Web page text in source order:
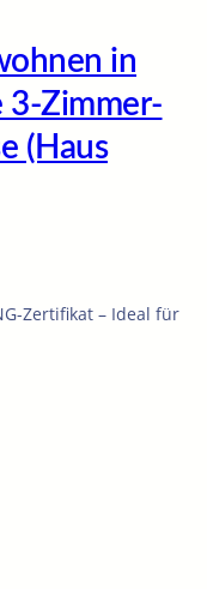
in
3-Zimmer-
(Haus
Zertifikat – Ideal für